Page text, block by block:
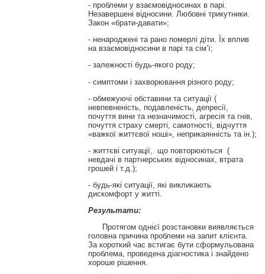
- проблеми у взаємовідносинах в парі.
Незавершені відносини. Любовні трикутники.
Закон «брати-давати»;
- ненароджені та рано померлі діти. Їх вплив
на взаємовідносини в парі та сім’ї;
- залежності будь-якого роду;
- симптоми і захворювання різного роду;
- обмежуючі обставини та ситуації (
невпевненість, подавленість, депресії,
почуття вини та незначимості, агресія та гнів,
почуття страху смерті, самотності, відчуття
«важкої життєвої ноші», неприкаянність та ін.);
- життєві ситуації, що повторюються (
невдачі в партнерських відносинах, втрата
грошей і т.д.);
- будь-які ситуації, які викликають
дискомфорт у житті.
Результати:
Протягом однієї розстановки виявляється
головна причина проблеми на запит клієнта.
За короткий час встигає бути сформульована
проблема, проведена діагностика і знайдено
хороше рішення.